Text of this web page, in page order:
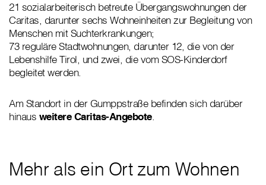
21 sozialarbeiterisch betreute Übergangswohnungen der
Caritas, darunter sechs Wohneinheiten zur Begleitung von
Menschen mit Suchterkrankungen;
73 reguläre Stadtwohnungen, darunter 12, die von der
Lebenshilfe Tirol, und zwei, die vom SOS-Kinderdorf
begleitet werden.
Am Standort in der Gumppstraße befinden sich darüber
hinaus weitere Caritas-Angebote.
Mehr als ein Ort zum Wohnen